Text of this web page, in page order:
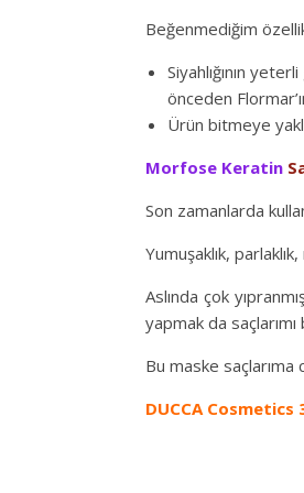
Beğenmediğim
Siyahlığının
önceden
Ürün bitmeye
Morfose Keratin
Son zamanlarda
Yumuşaklık,
Aslında çok
yapmak da
Bu maske saçlarıma
DUCCA